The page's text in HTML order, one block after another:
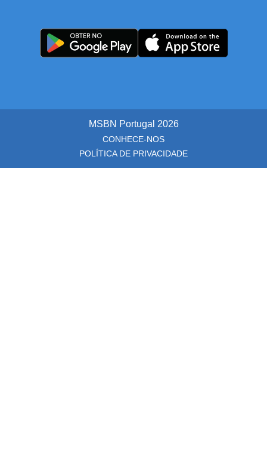
MSBN Portugal 2026
CONHECE-NOS
POLÍTICA DE PRIVACIDADE